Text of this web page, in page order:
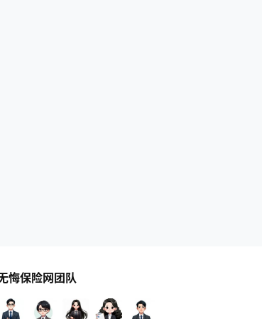
悔保险网团队